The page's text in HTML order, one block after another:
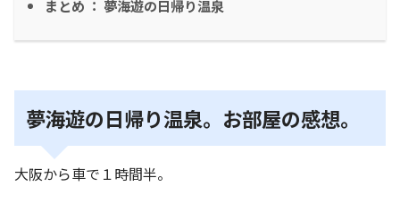
まとめ ： 夢海遊の日帰り温泉
夢海遊の日帰り温泉。お部屋の感想。
大阪から車で１時間半。